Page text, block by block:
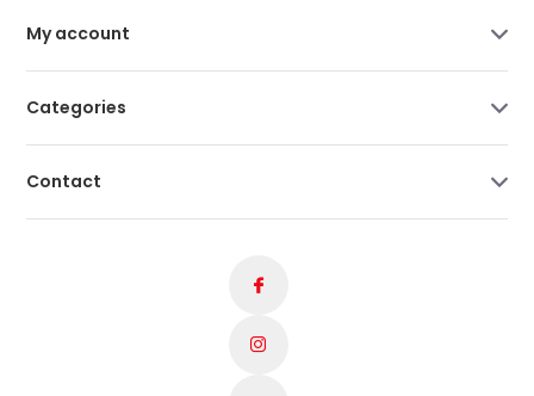
My account
Categories
Contact